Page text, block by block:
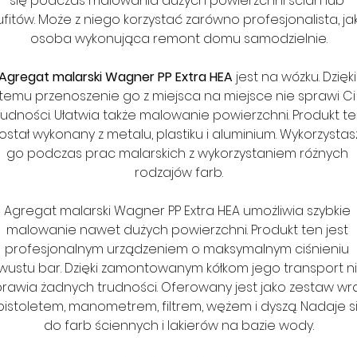
Może z niego korzystać zarówno profesjonalista,
osoba wykonująca remont domu samodzielnie.
malarski Wagner PP Extra HEA jest na wózku. Dzięki
przenoszenie go z miejsca na miejsce nie sprawi Ci
Ułatwia także malowanie powierzchni. Produkt
wykonany z metalu, plastiku i aluminium.
go podczas prac malarskich z wykorzystaniem różnych
rodzajów farb.
Agregat malarski Wagner PP Extra HEA umożliwia szybkie
malowanie nawet dużych powierzchni. Produkt ten jest
profesjonalnym urządzeniem o maksymalnym ciśnieniu
bar. Dzięki zamontowanym kółkom jego transport
żadnych trudności. Oferowany jest jako zestaw
manometrem, filtrem, wężem i dyszą. Nadaje
do farb ściennych i lakierów na bazie wody.